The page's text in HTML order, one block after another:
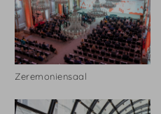
Zeremoniensaal